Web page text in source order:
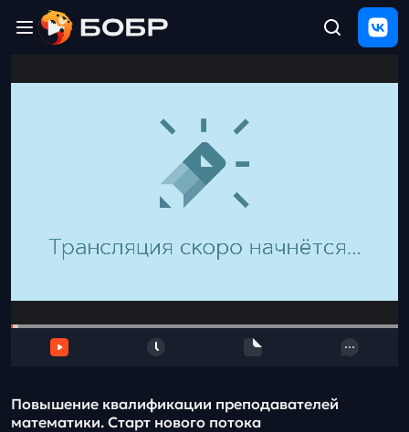
поддержка
и
Повышение квалификации преподавателей
математики. Старт нового потока